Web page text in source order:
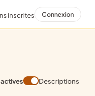
inscrites Connexion
Descriptions